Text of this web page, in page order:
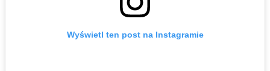
Wyświetl ten post na Instagramie